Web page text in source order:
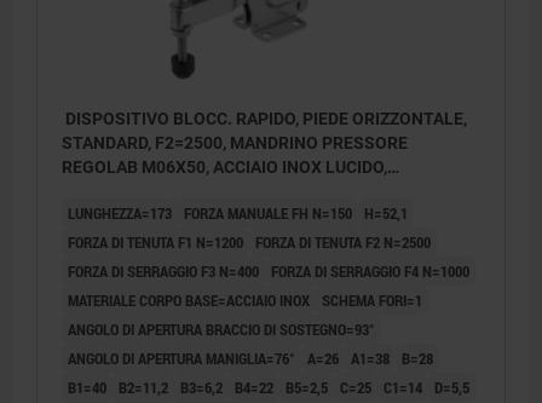
DISPOSITIVO BLOCC. RAPIDO, PIEDE ORIZZONTALE,
STANDARD, F2=2500, MANDRINO PRESSORE
REGOLAB M06X50, ACCIAIO INOX LUCIDO,
LUNGHEZZA=173 FORZA MANUALE FH N=150
H=52,1
FORZA DI TENUTA F1 N=1200
FORZA DI TENUTA F2 N=2500
FORZA DI SERRAGGIO F3 N=400
FORZA DI SERRAGGIO F4 N=1000
MATERIALE CORPO BASE=ACCIAIO INOX
SCHEMA FORI=1
ANGOLO DI APERTURA BRACCIO DI SOSTEGNO=93°
ANGOLO DI APERTURA MANIGLIA=76°
A=26 A1=38
B=28
B1=40
B2=11,2 B3=6,2 B4=22 B5=2,5 C=25 C1=14
D=5,5